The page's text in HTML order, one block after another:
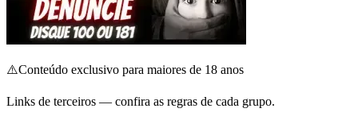
⚠️Conteúdo exclusivo para maiores de 18 anos
Links de terceiros — confira as regras de cada grupo.